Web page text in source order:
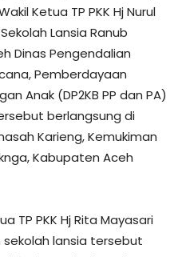
Ketua TP PKK Hj Nurul
Lansia Ranub
Dinas Pengendalian
Pemberdayaan
Anak (DP2KB PP dan PA)
berlangsung di
Karieng, Kemukiman
Kabupaten Aceh
TP PKK Hj Rita Mayasari
lansia tersebut